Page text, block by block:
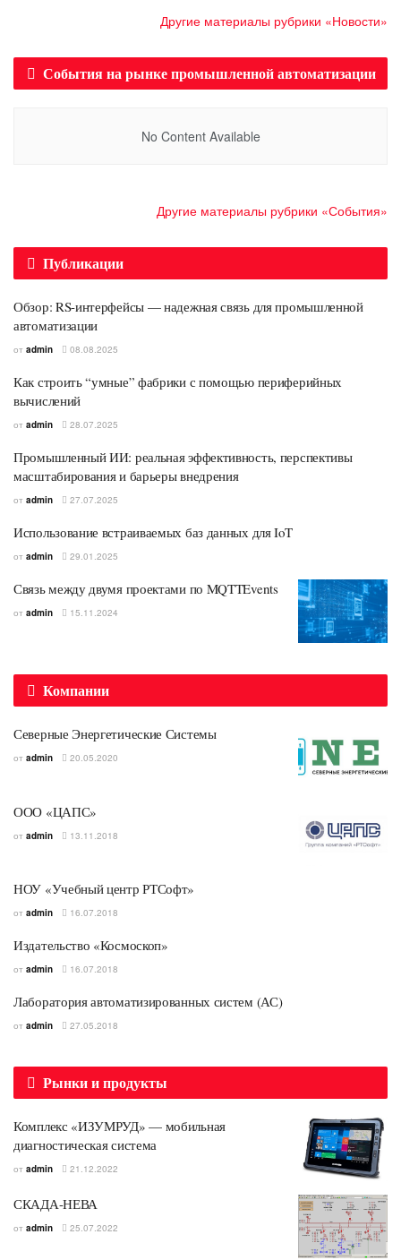
Другие материалы рубрики «Новости»
События на рынке промышленной автоматизации
No Content Available
Другие материалы рубрики «События»
Публикации
Обзор: RS-интерфейсы — надежная связь для промышленной
автоматизации
от admin 08.08.2025
Как строить “умные” фабрики с помощью периферийных
вычислений
от admin 28.07.2025
Промышленный ИИ: реальная эффективность, перспективы
масштабирования и барьеры внедрения
от admin 27.07.2025
Использование встраиваемых баз данных для IoT
от admin 29.01.2025
Связь между двумя проектами по MQTTEvents
от admin 15.11.2024
Компании
Северные Энергетические Системы
от admin 20.05.2020
ООО «ЦАПС»
от admin 13.11.2018
НОУ «Учебный центр РТСофт»
от admin 16.07.2018
Издательство «Космоскоп»
от admin 16.07.2018
Лаборатория автоматизированных систем (АС)
от admin 27.05.2018
Рынки и продукты
Комплекс «ИЗУМРУД» — мобильная
диагностическая система
от admin 21.12.2022
СКАДА-НЕВА
от admin 25.07.2022